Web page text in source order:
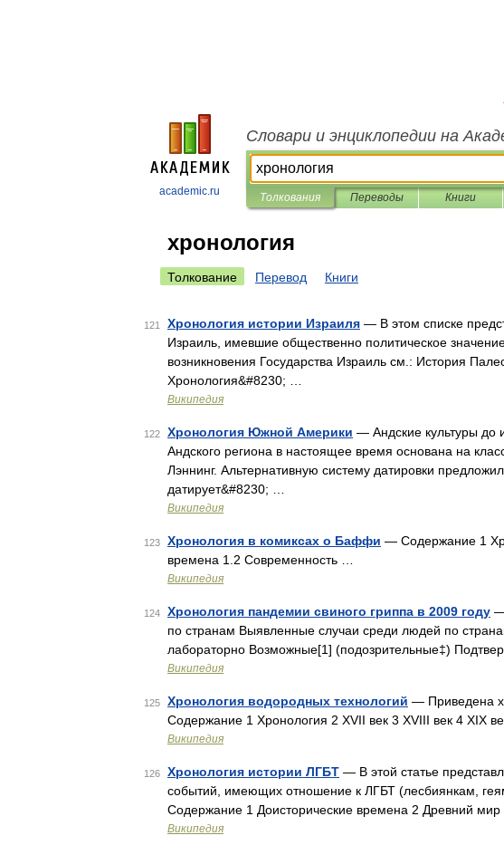
academic.ru
Словари и энциклопедии на
Толкования Переводы Книги
хронология
Толкование Перевод Книги
121 Хронология истории Израиля — В этом списке
Израиль, имевшие общественно политическое
возникновения Государства Израиль см.: История
Хронология&#8230; …
Википедия
122 Хронология Южной Америки — Андские культуры до
Андского региона в настоящее время основана на
Лэннинг. Альтернативную систему датировки
датирует&#8230; …
Википедия
123 Хронология в комиксах о Баффи — Содержание 1
времена 1.2 Современность …
Википедия
124 Хронология пандемии свиного гриппа в 2009 году —
по странам Выявленные случаи среди людей по
лабораторно Возможные[1] (подозрительные‡)
Википедия
125 Хронология водородных технологий — Приведена
Содержание 1 Хронология 2 XVII век 3 XVIII век 4 XIX
Википедия
126 Хронология истории ЛГБТ — В этой статье
событий, имеющих отношение к ЛГБТ (лесбиянкам,
Содержание 1 Доисторические времена 2 Древний мир
Википедия